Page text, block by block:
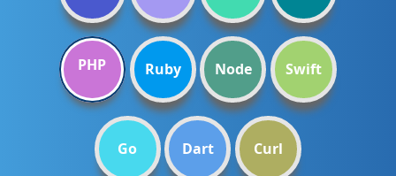
PHP Ruby Node Swift
Go Dart Curl